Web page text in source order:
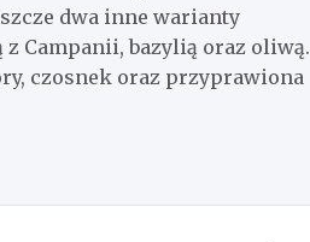
dwa inne warianty
Campanii, bazylią oraz oliwą.
czosnek oraz przyprawiona